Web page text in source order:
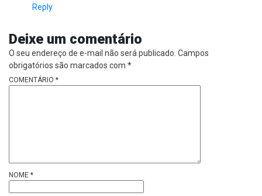
Reply
Deixe um comentário
O seu endereço de e-mail não será publicado. Campos
obrigatórios são marcados com *
COMENTÁRIO *
NOME *